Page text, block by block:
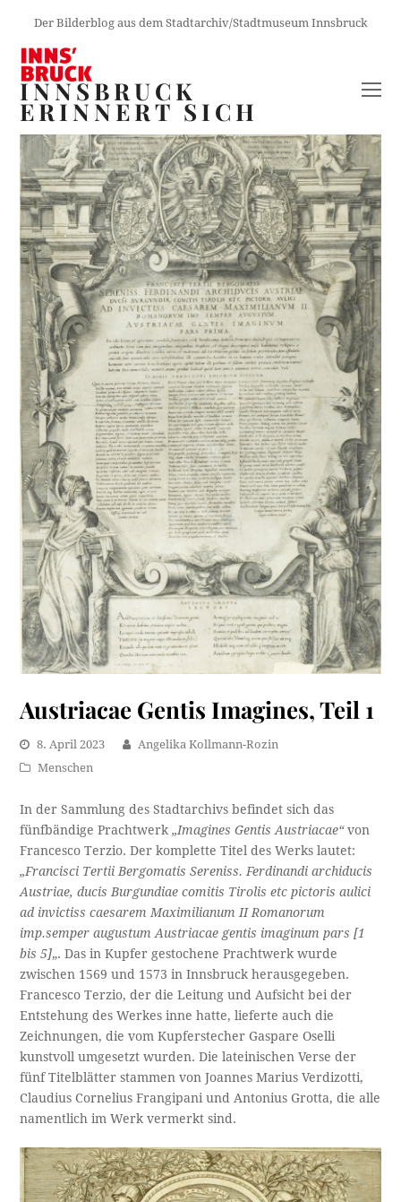
Der Bilderblog aus dem Stadtarchiv/Stadtmuseum Innsbruck
INNSBRUCK
ERINNERT SICH
Austriacae Gentis Imagines, Teil 1
8. April 2023
Angelika Kollmann-Rozin
Menschen
In der Sammlung des Stadtarchivs befindet sich das
fünfbändige Prachtwerk„Imagines Gentis Austriacae“von
Francesco Terzio. Der komplette Titel des Werks lautet:
„Francisci Tertii Bergomatis Sereniss. Ferdinandi archiducis
Austriae, ducis Burgundiae comitis Tirolis etc pictoris aulici
ad invictiss caesarem Maximilianum II Romanorum
imp.semper augustum Austriacae gentis imaginum pars [1
bis 5]„. Das in Kupfer gestochene Prachtwerk wurde
zwischen 1569 und 1573 in Innsbruck herausgegeben.
Francesco Terzio, der die Leitung und Aufsicht bei der
Entstehung des Werkes inne hatte, lieferte auch die
Zeichnungen, die vom Kupferstecher Gaspare Oselli
kunstvoll umgesetzt wurden. Die lateinischen Verse der
fünf Titelblätter stammen von Joannes Marius Verdizotti,
Claudius Cornelius Frangipani und Antonius Grotta, die alle
namentlich im Werk vermerkt sind.